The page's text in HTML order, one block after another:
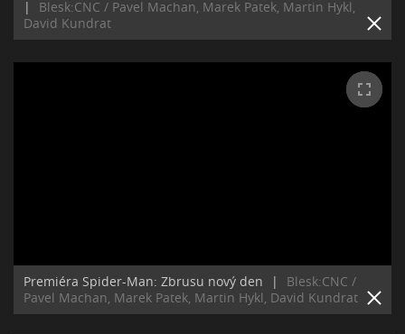
|
Blesk:CNC / Pavel Machan, Marek Patek, Martin Hykl,
David Kundrat
Premiéra Spider-Man: Zbrusu nový den |
Blesk:CNC /
Pavel Machan, Marek Patek, Martin Hykl, David Kundrat